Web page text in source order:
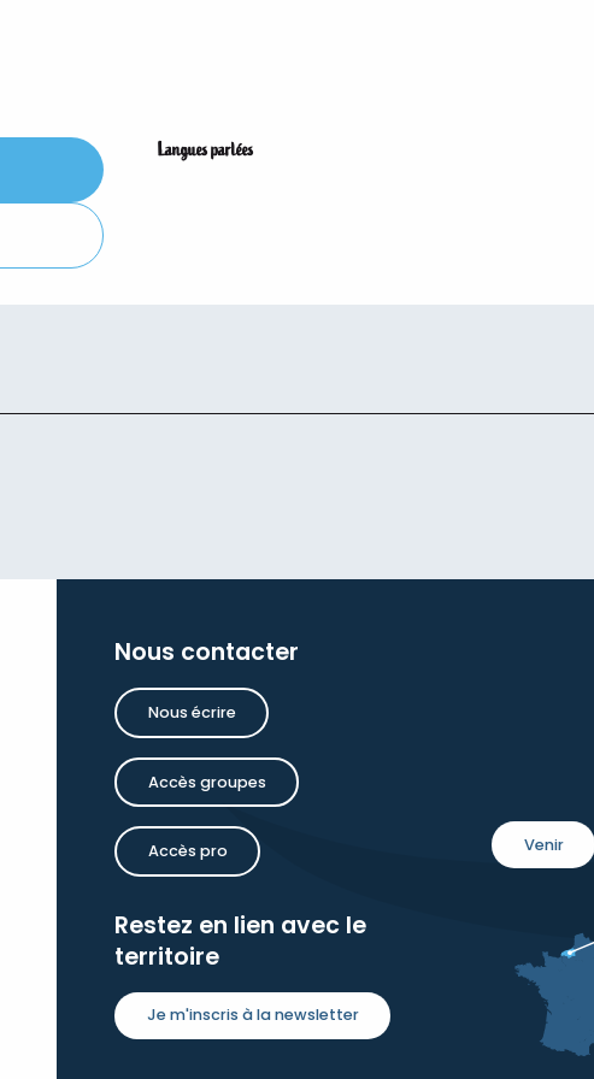
Langues parlées
Langues parlées
Nous contacter
Nous écrire
Accès groupes
Accès pro
Restez en lien avec le
territoire
Je m'inscris à la newsletter
Venir